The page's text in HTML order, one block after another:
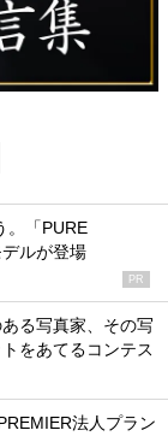
。「PURE
ルが登場
PR
る写真家、その写
をあてるコンテス
法人プラン